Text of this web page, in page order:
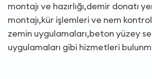
montajı ve hazırlığı,demir donatı
montajı,kür işlemleri ve nem
zemin uygulamaları,beton yüzey
uygulamaları gibi hizmetleri